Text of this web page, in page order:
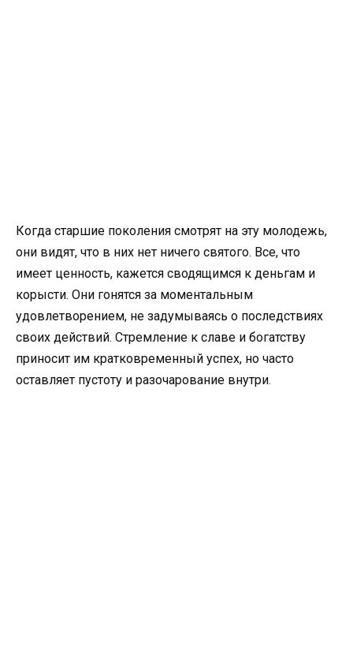
Когда старшие поколения смотрят на эту молодежь,
они видят, что в них нет ничего святого. Все, что
имеет ценность, кажется сводящимся к деньгам и
корысти. Они гонятся за моментальным
удовлетворением, не задумываясь о последствиях
своих действий. Стремление к славе и богатству
приносит им кратковременный успех, но часто
оставляет пустоту и разочарование внутри.